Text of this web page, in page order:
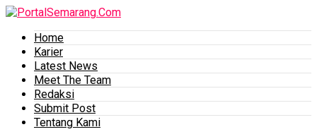
Home
Karier
Latest News
Meet The Team
Redaksi
Submit Post
Tentang Kami